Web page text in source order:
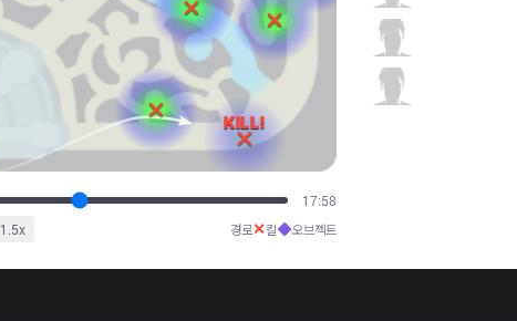
22:37
1.5x 경로✕킬◆오브젝트